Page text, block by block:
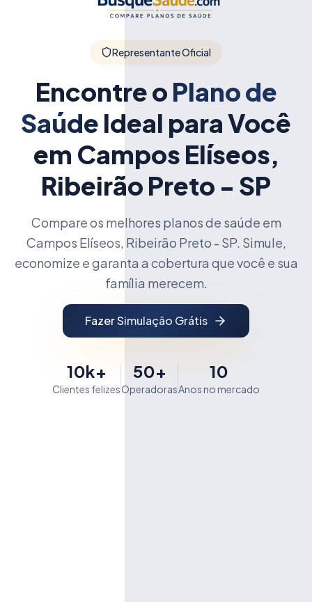
Representante Oficial
Encontre o Plano de
Saúde Ideal para Você
em Campos Elíseos,
Ribeirão Preto - SP
Compare os melhores planos de saúde em
Campos Elíseos, Ribeirão Preto - SP. Simule,
economize e garanta a cobertura que você e sua
família merecem.
Fazer Simulação Grátis
10k+
Clientes felizes
50+
Operadoras
10
Anos no mercado